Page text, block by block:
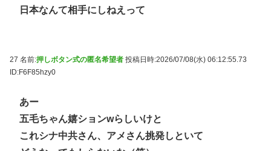
日本なんて相手にしねえって
27 名前:押しボタン式の匿名希望者 投稿日時:2026/07/08(水) 06:12:55.73
ID:F6F85hzy0
あー
五毛ちゃん嬉ションwらしいけと
これシナ中共さん、アメさん挑発しといて